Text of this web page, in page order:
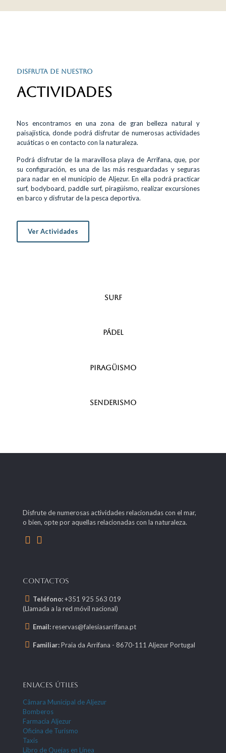
DISFRUTA DE NUESTRO
ACTIVIDADES
Nos encontramos en una zona de gran belleza natural y
paisajística, donde podrá disfrutar de numerosas actividades
acuáticas o en contacto con la naturaleza.
Podrá disfrutar de la maravillosa playa de Arrifana, que, por
su configuración, es una de las más resguardadas y seguras
para nadar en el municipio de Aljezur. En ella podrá practicar
surf, bodyboard, paddle surf, piragüismo, realizar excursiones
en barco y disfrutar de la pesca deportiva.
Ver Actividades
SURF
pádel
PIRAGÜISMO
SENDERISMO
Disfrute de numerosas actividades relacionadas con el mar,
o bien, opte por aquellas relacionadas con la naturaleza.
CONTACTOS
Teléfono:+351 925 563 019
(Llamada a la red móvil nacional)
Email:reservas@falesiasarrifana.pt
Familiar:Praia da Arrifana - 8670-111 Aljezur Portugal
ENLACES ÚTILES
Câmara Municipal de Aljezur
Bomberos
Farmacia Aljezur
Oficina de Turismo
Taxis
Libro de Quejas en Línea